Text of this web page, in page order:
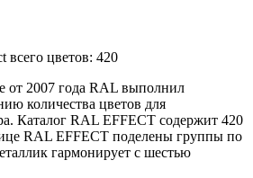
цветов: 420
от 2007 года RAL выполнил
количества цветов для
Каталог RAL EFFECT содержит 420
RAL EFFECT поделены группы по
гармонирует с шестью